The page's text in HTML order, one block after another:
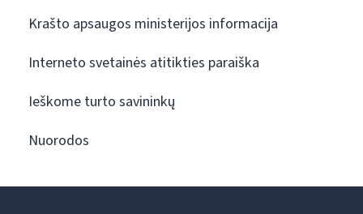
Krašto apsaugos ministerijos informacija
Interneto svetainės atitikties paraiška
Ieškome turto savininkų
Nuorodos